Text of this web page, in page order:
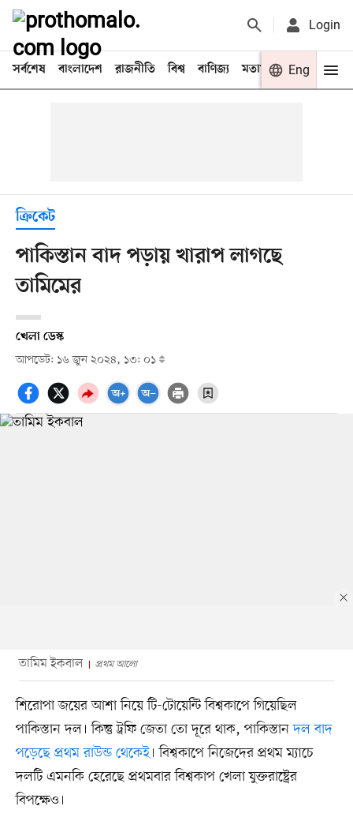
Login
সর্বশেষ বাংলাদেশ রাজনীতি বিশ্ব বাণিজ্য মতামত খেলা
Eng
ক্রিকেট
পাকিস্তান বাদ পড়ায় খারাপ লাগছে
তামিমের
খেলা ডেস্ক
আপডেট: ১৬ জুন ২০২৪, ১৩: ০১
তামিম ইকবাল প্রথম আলো
শিরোপা জয়ের আশা নিয়ে টি-টোয়েন্টি বিশ্বকাপে গিয়েছিল
পাকিস্তান দল। কিন্তু ট্রফি জেতা তো দূরে থাক, পাকিস্তানদল বাদ
পড়েছে প্রথম রাউন্ড থেকেই। বিশ্বকাপে নিজেদের প্রথম ম্যাচে
দলটি এমনকি হেরেছে প্রথমবার বিশ্বকাপ খেলা যুক্তরাষ্ট্রের
বিপক্ষেও।